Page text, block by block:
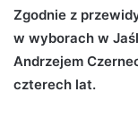
d
a
Zgodnie z
w wyborach w
Andrzejem
czterech lat.